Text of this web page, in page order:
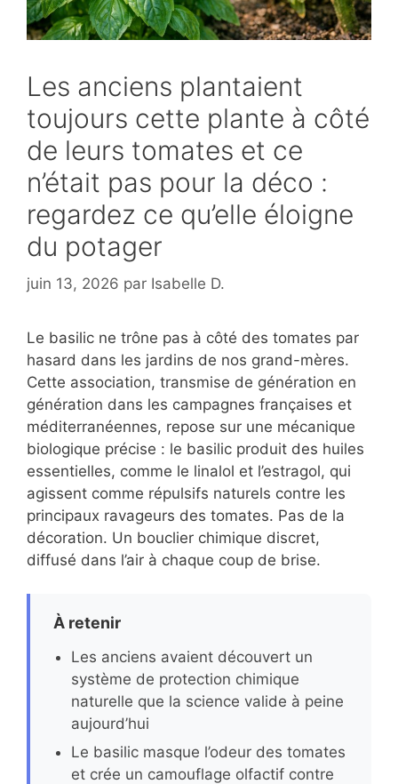
Les anciens plantaient
toujours cette plante à côté
de leurs tomates et ce
n’était pas pour la déco :
regardez ce qu’elle éloigne
du potager
juin 13, 2026 par Isabelle D.
Le basilic ne trône pas à côté des tomates par
hasard dans les jardins de nos grand-mères.
Cette association, transmise de génération en
génération dans les campagnes françaises et
méditerranéennes, repose sur une mécanique
biologique précise : le basilic produit des huiles
essentielles, comme le linalol et l’estragol, qui
agissent comme répulsifs naturels contre les
principaux ravageurs des tomates. Pas de la
décoration. Un bouclier chimique discret,
diffusé dans l’air à chaque coup de brise.
À retenir
Les anciens avaient découvert un
système de protection chimique
naturelle que la science valide à peine
aujourd’hui
Le basilic masque l’odeur des tomates
et crée un camouflage olfactif contre